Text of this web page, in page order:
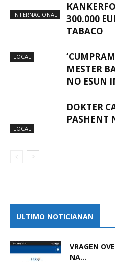
INTERNACIONAL
300.000
TABACO
LOCAL
MESTER
NO ESUN
LOCAL
DOKTER
PASHENT
ULTIMO NOTICIANAN
VRAGEN
NA...